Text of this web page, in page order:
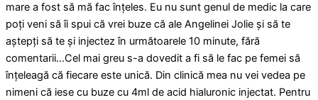
mare a fost să mă fac înțeles. Eu nu sunt genul de medic la care
poți veni să îi spui că vrei buze că ale Angelinei Jolie și să te
aștepți să te și injectez în următoarele 10 minute, fără
comentarii…Cel mai greu s-a dovedit a fi să le fac pe femei să
înțeleagă că fiecare este unică. Din clinică mea nu vei vedea pe
nimeni că iese cu buze cu 4ml de acid hialuronic injectat. Pentru